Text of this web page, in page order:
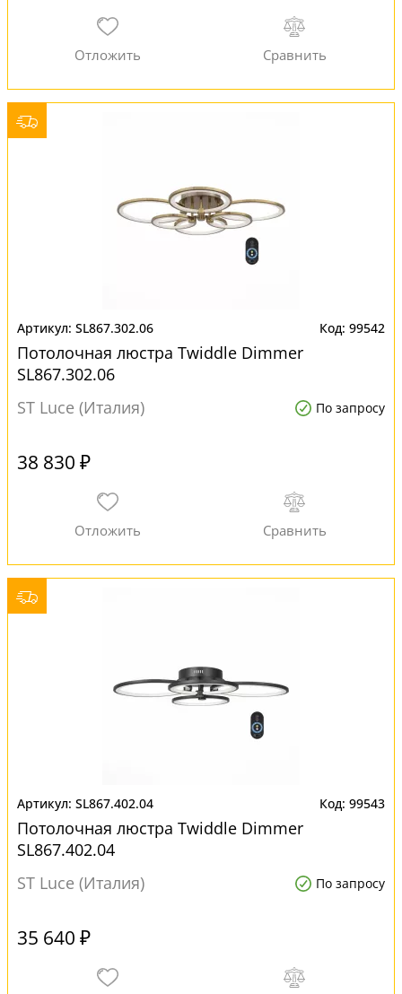
SL867.302.06 99542
Потолочная люстра Twiddle Dimmer
SL867.302.06
ST Luce (Италия)
По запросу
38 830 ₽
SL867.402.04 99543
Потолочная люстра Twiddle Dimmer
SL867.402.04
ST Luce (Италия)
По запросу
35 640 ₽